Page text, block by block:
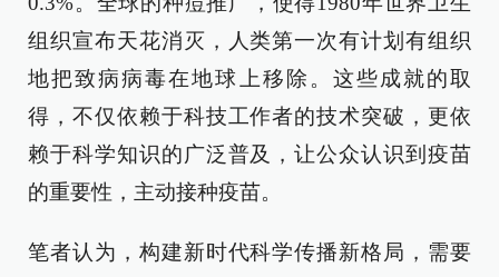
组织宣布天花消灭，人类第一次有计划有组织
地把致病病毒在地球上移除。这些成就的取
得，不仅依赖于科技工作者的技术突破，更依
赖于科学知识的广泛普及，让公众认识到疫苗
的重要性，主动接种疫苗。
笔者认为，构建新时代科学传播新格局，需要